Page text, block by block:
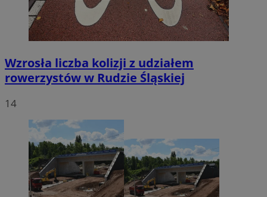
Wzrosła liczba kolizji z udziałem
rowerzystów w Rudzie Śląskiej
14